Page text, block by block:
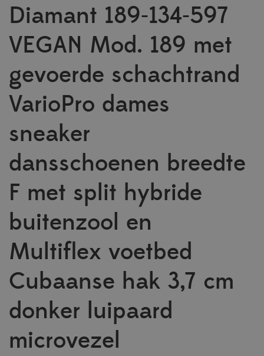
Diamant 189-134-597
VEGAN Mod. 189 met
gevoerde schachtrand
VarioPro dames
sneaker
dansschoenen breedte
F met split hybride
buitenzool en
Multiflex voetbed
Cubaanse hak 3,7 cm
donker luipaard
microvezel